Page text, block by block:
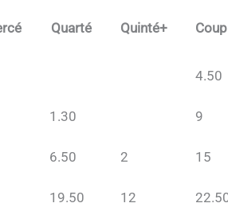
Quarté Quinté+
4.50
1.30 9
6.50 2 15
19.50 12